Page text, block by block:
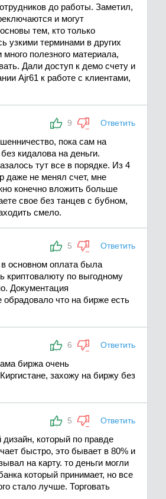
до работы. Заметил,
и могут
тем, кто только
узкими терминами в других
полезного материала,
Дали доступ к демо счету и
Ajr61 к работе с клиентами,
9 Ответить
пока сам на
кидалова на деньги.
тут все в порядке. Из 4
даже не менял счет, мне
конечно вложить больше
свое без танцев с бубном,
смело.
5 Ответить
основном оплата была
криптовалюту по выгодному
Документация
что на бирже есть
6 Ответить
биржа очень
захожу на биржу без
5 Ответить
который по правде
быстро, это бывает в 80% и
на карту. то деньги могли
который принимает, но все
стало лучше. Торговать